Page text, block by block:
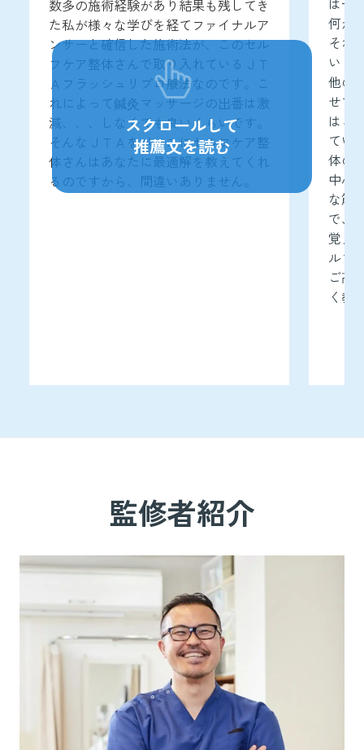
スクロールして
推薦文を読む
数多の施術経験があり結果も残してき
た私が様々な学びを経てファイナルア
ンサーと確信した施術法が、このセル
フケア整体さんで取り入れているＪＴ
Ａフラッシュリプロ療法なのです。こ
れによって鍼灸マッサージの出番は激
減、、、しなくても良いくらいです。
そんなＪＴＡをベースにセルフケア整
体さんはあなたに最適解を教えてくれ
るのですから、間違いありません。
何が
それ
いく
他の
せて
はご
てい
体の
中心
な筋
で、
覚え
ルフ
ご高
く教
監修者紹介